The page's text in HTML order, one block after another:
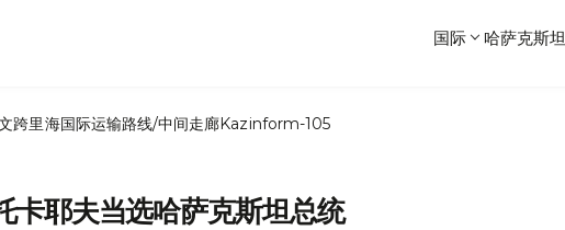
国际 哈萨克斯坦
跨里海国际运输路线/中间走廊Kazinform-105
卡耶夫当选哈萨克斯坦总统